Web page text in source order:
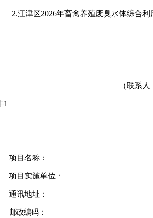
2.江津区2026年畜禽养殖废臭水体综合利
（联系人
1
项目名称：
项目实施单位：
通讯地址：
邮政编码：